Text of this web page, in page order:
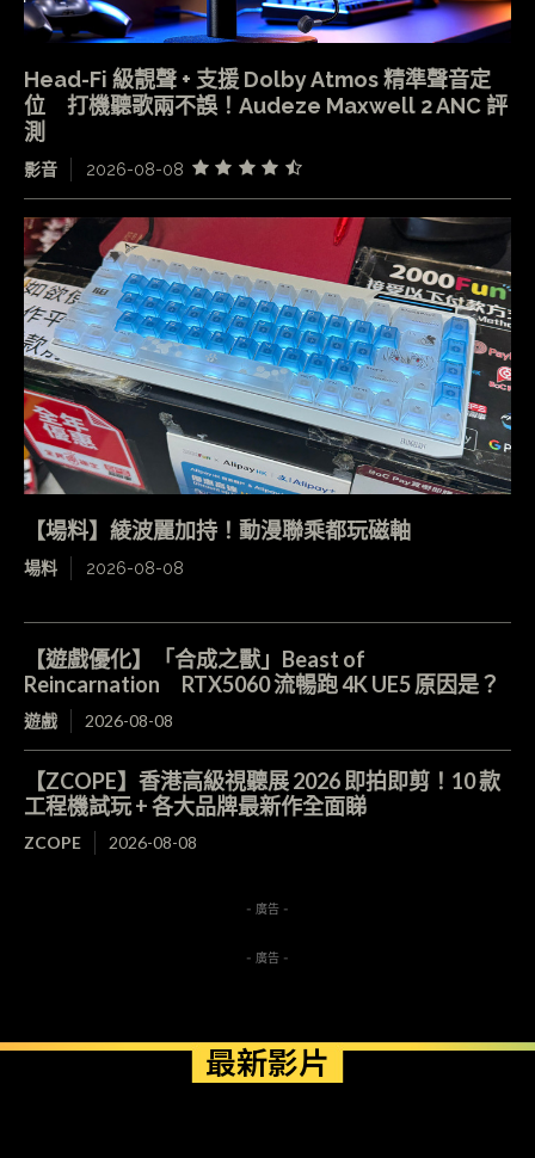
Head-Fi 級靚聲 + 支援 Dolby Atmos 精準聲音定
位 打機聽歌兩不誤！Audeze Maxwell 2 ANC 評
測
影音 2026-08-08
【場料】綾波麗加持！動漫聯乘都玩磁軸
場料 2026-08-08
【遊戲優化】「合成之獸」Beast of
Reincarnation RTX5060 流暢跑 4K UE5 原因是？
遊戲 2026-08-08
【ZCOPE】香港高級視聽展 2026 即拍即剪！10 款
工程機試玩 + 各大品牌最新作全面睇
ZCOPE 2026-08-08
- 廣告 -
- 廣告 -
最新影片